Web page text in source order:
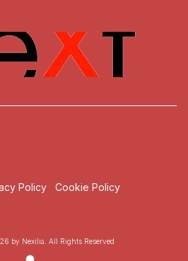
Policy
Cookie Policy
by Nexilia. All Rights Reserved